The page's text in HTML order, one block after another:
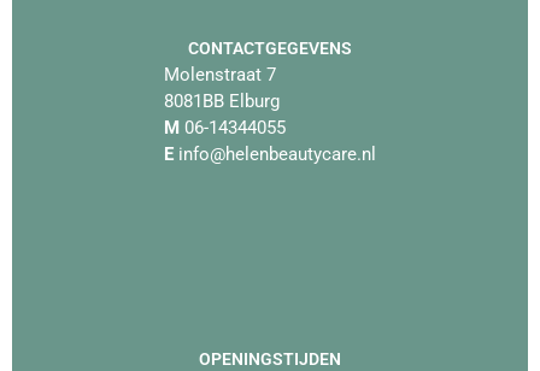
CONTACTGEGEVENS
Molenstraat 7
8081BB Elburg
M 06-14344055
E info@helenbeautycare.nl
OPENINGSTIJDEN